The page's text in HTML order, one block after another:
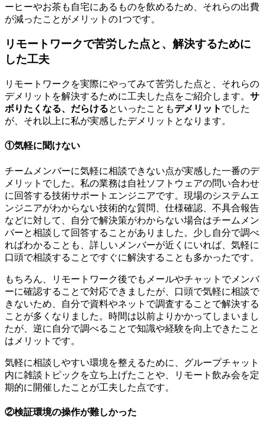
ーヒーやお茶も自宅にあるものを飲めるため、それらの出費
が減ったことがメリットの1つです。
リモートワークで苦労した点と、解決するために
した工夫
リモートワークを実際にやってみて苦労した点と、それらの
デメリットを解決するために工夫した点をご紹介します。 サ
ボりたくなる、だらけるといったこともデメリット でした
が、それ以上に私が実感したデメリットとなります。
①気軽に聞けない
チームメンバーに気軽に相談できない点が実感した一番のデ
メリットでした。私の業務は自社ソフトウェアの問い合わせ
に回答する技術サポートエンジニアです。現場のシステムエ
ンジニアがわからない技術的な質問、仕様確認、不具合報告
などに対して、自分で解決策がわからない場合はチームメン
バーと相談して回答することがありました。少し自分で調べ
ればわかることも、詳しいメンバーが近くにいれば、気軽に
口頭で相談することですぐに解決することも多かったです。
もちろん、
リモートワーク後でもメールやチャットでメンバ
ーに確認することで対応できましたが、口頭で気軽に相談で
きないため、自分で資料やネットで調査することで解決する
ことが多くなりました。 時間は以前よりかかってしまいまし
たが、逆に自分で調べることで知識や経験を向上できたこと
はメリットです。
気軽に相談しやすい環境を整えるために、グループチャット
内に雑談トピックを立ち上げたことや、リモート飲み会を定
期的に開催したことが工夫した点です。
②検証環境の操作が難しかった